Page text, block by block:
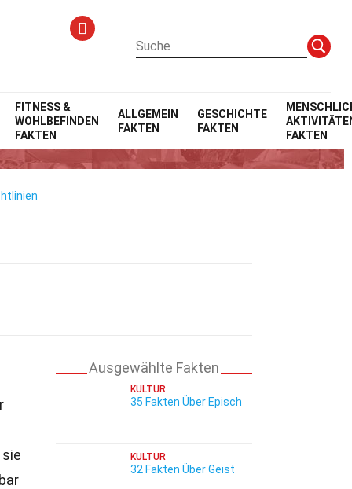
FITNESS &
WOHLBEFINDEN
FAKTEN
ALLGEMEIN
FAKTEN
GESCHICHTE
FAKTEN
FAKTEN
Ausgewählte Fakten
KULTUR
35 Fakten Über Episch
KULTUR
32 Fakten Über Geist